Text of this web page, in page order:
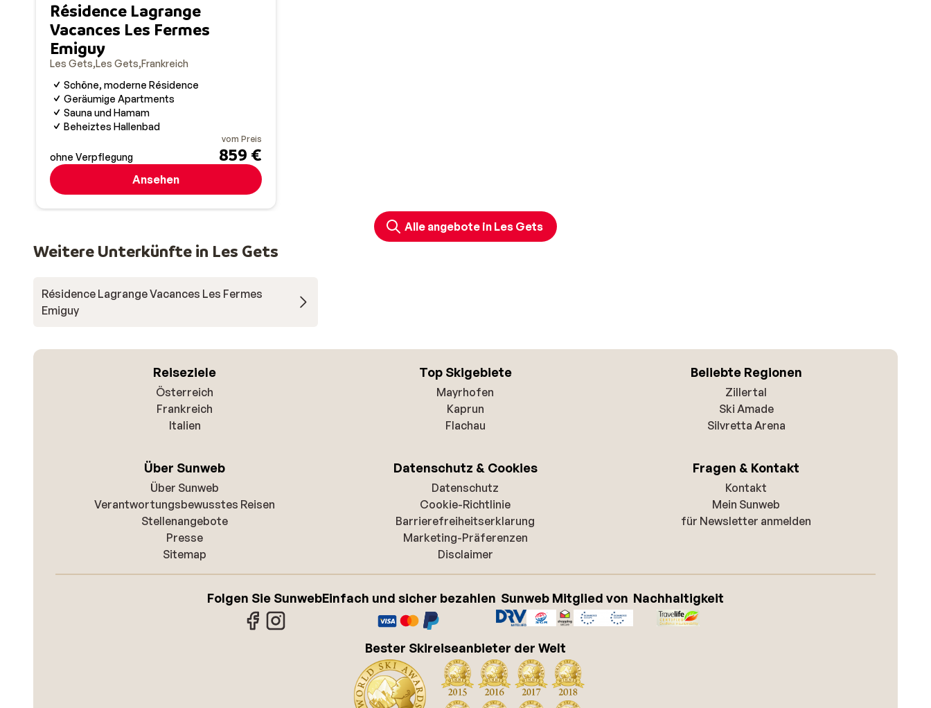
Résidence Lagrange
Vacances Les Fermes
Emiguy
Les Gets Les Gets Frankreich
Schöne, moderne Résidence
Geräumige Apartments
Sauna und Hamam
Beheiztes Hallenbad
ohne Verpflegung
vom Preis
859 €
Ansehen
Alle angebote in Les Gets
Weitere Unterkünfte in Les Gets
Résidence Lagrange Vacances Les Fermes
Emiguy
Reiseziele
Österreich
Frankreich
Italien
Top Skigebiete
Mayrhofen
Kaprun
Flachau
Beliebte Regionen
Zillertal
Ski Amade
Silvretta Arena
Über Sunweb
Über Sunweb
Verantwortungsbewusstes Reisen
Stellenangebote
Presse
Sitemap
Datenschutz & Cookies
Datenschutz
Cookie-Richtlinie
Barrierefreiheitserklarung
Marketing-Präferenzen
Disclaimer
Fragen & Kontakt
Kontakt
Mein Sunweb
für Newsletter anmelden
Folgen Sie SunwebEinfach und sicher bezahlen Sunweb Mitglied von Nachhaltigkeit
Bester Skireiseanbieter der Welt